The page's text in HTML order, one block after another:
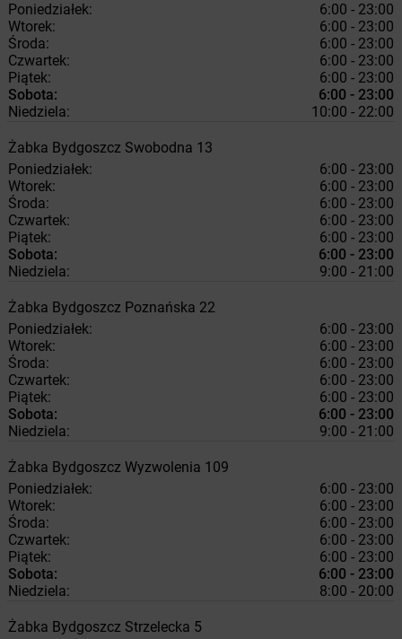
Poniedziałek:
6:00 - 23:00
Wtorek:
6:00 - 23:00
Środa:
6:00 - 23:00
Czwartek:
6:00 - 23:00
Piątek:
6:00 - 23:00
Sobota:
6:00 - 23:00
Niedziela:
10:00 - 22:00
Żabka Bydgoszcz Swobodna 13
Poniedziałek:
6:00 - 23:00
Wtorek:
6:00 - 23:00
Środa:
6:00 - 23:00
Czwartek:
6:00 - 23:00
Piątek:
6:00 - 23:00
Sobota:
6:00 - 23:00
Niedziela:
9:00 - 21:00
Żabka Bydgoszcz Poznańska 22
Poniedziałek:
6:00 - 23:00
Wtorek:
6:00 - 23:00
Środa:
6:00 - 23:00
Czwartek:
6:00 - 23:00
Piątek:
6:00 - 23:00
Sobota:
6:00 - 23:00
Niedziela:
9:00 - 21:00
Żabka Bydgoszcz Wyzwolenia 109
Poniedziałek:
6:00 - 23:00
Wtorek:
6:00 - 23:00
Środa:
6:00 - 23:00
Czwartek:
6:00 - 23:00
Piątek:
6:00 - 23:00
Sobota:
6:00 - 23:00
Niedziela:
8:00 - 20:00
Żabka Bydgoszcz Strzelecka 5